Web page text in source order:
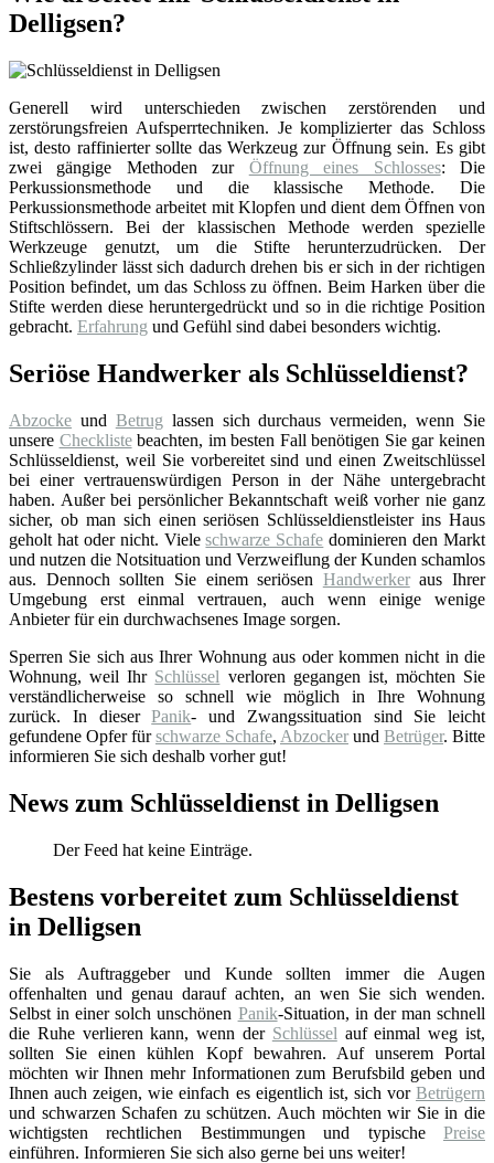
Delligsen?
Generell wird unterschieden zwischen zerstörenden und
zerstörungsfreien Aufsperrtechniken. Je komplizierter das Schloss
ist, desto raffinierter sollte das Werkzeug zur Öffnung sein. Es gibt
zwei gängige Methoden zur Öffnung eines Schlosses: Die
Perkussionsmethode und die klassische Methode. Die
Perkussionsmethode arbeitet mit Klopfen und dient dem Öffnen von
Stiftschlössern. Bei der klassischen Methode werden spezielle
Werkzeuge genutzt, um die Stifte herunterzudrücken. Der
Schließzylinder lässt sich dadurch drehen bis er sich in der richtigen
Position befindet, um das Schloss zu öffnen. Beim Harken über die
Stifte werden diese heruntergedrückt und so in die richtige Position
gebracht. Erfahrung und Gefühl sind dabei besonders wichtig.
Seriöse Handwerker als Schlüsseldienst?
Abzocke und Betrug lassen sich durchaus vermeiden, wenn Sie
unsere Checklistebeachten, im besten Fall benötigen Sie gar keinen
Schlüsseldienst, weil Sie vorbereitet sind und einen Zweitschlüssel
bei einer vertrauenswürdigen Person in der Nähe untergebracht
haben. Außer bei persönlicher Bekanntschaft weiß vorher nie ganz
sicher, ob man sich einen seriösen Schlüsseldienstleister ins Haus
geholt hat oder nicht. Vieleschwarze Schafe dominieren den Markt
und nutzen die Notsituation und Verzweiflung der Kunden schamlos
aus. Dennoch sollten Sie einem seriösen Handwerkeraus Ihrer
Umgebung erst einmal vertrauen, auch wenn einige wenige
Anbieter für ein durchwachsenes Image sorgen.
Sperren Sie sich aus Ihrer Wohnung aus oder kommen nicht in die
Wohnung, weil Ihr Schlüssel verloren gegangen ist, möchten Sie
verständlicherweise so schnell wie möglich in Ihre Wohnung
zurück. In dieserPanik- und Zwangssituation sind Sie leicht
gefundene Opfer fürschwarze Schafe, Abzocker und Betrüger. Bitte
informieren Sie sich deshalb vorher gut!
News zum Schlüsseldienst in Delligsen
Der Feed hat keine Einträge.
Bestens vorbereitet zum Schlüsseldienst
in Delligsen
Sie als Auftraggeber und Kunde sollten immer die Augen
offenhalten und genau darauf achten, an wen Sie sich wenden.
Selbst in einer solch unschönen Panik-Situation, in der man schnell
die Ruhe verlieren kann, wenn der Schlüssel auf einmal weg ist,
sollten Sie einen kühlen Kopf bewahren. Auf unserem Portal
möchten wir Ihnen mehr Informationen zum Berufsbild geben und
Ihnen auch zeigen, wie einfach es eigentlich ist, sich vor Betrügern
und schwarzen Schafen zu schützen. Auch möchten wir Sie in die
wichtigsten rechtlichen Bestimmungen und typische Preise
einführen. Informieren Sie sich also gerne bei uns weiter!